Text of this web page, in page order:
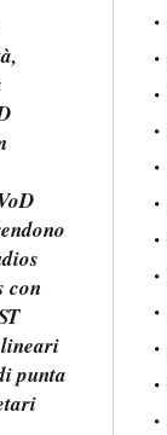
con
lineari
punta